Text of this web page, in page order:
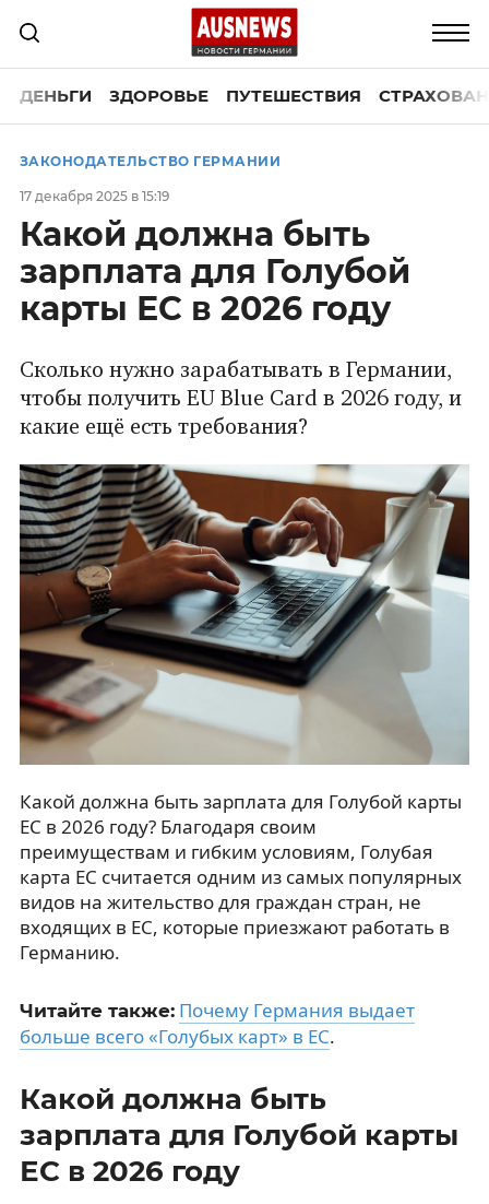
ДЕНЬГИ ЗДОРОВЬЕ ПУТЕШЕСТВИЯ
ЗАКОНОДАТЕЛЬСТВО ГЕРМАНИИ
17 декабря 2025 в 15:19
Какой должна быть
зарплата для Голубой
карты ЕС в 2026 году
Сколько нужно зарабатывать в Германии,
чтобы получить EU Blue Card в 2026 году, и
какие ещё есть требования?
Какой должна быть зарплата для Голубой карты
ЕС в 2026 году? Благодаря своим
преимуществам и гибким условиям, Голубая
карта ЕС считается одним из самых популярных
видов на жительство для граждан стран, не
входящих в ЕС, которые приезжают работать в
Германию.
Читайте также: Почему Германия выдает
больше всего «Голубых карт» в ЕС.
Какой должна быть
зарплата для Голубой карты
ЕС в 2026 году